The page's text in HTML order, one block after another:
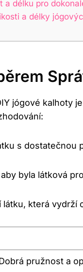
délku pro
a délky
jógové kalhoty
s dostatečnou
byla látková
látku, která vydrží
pružnost a